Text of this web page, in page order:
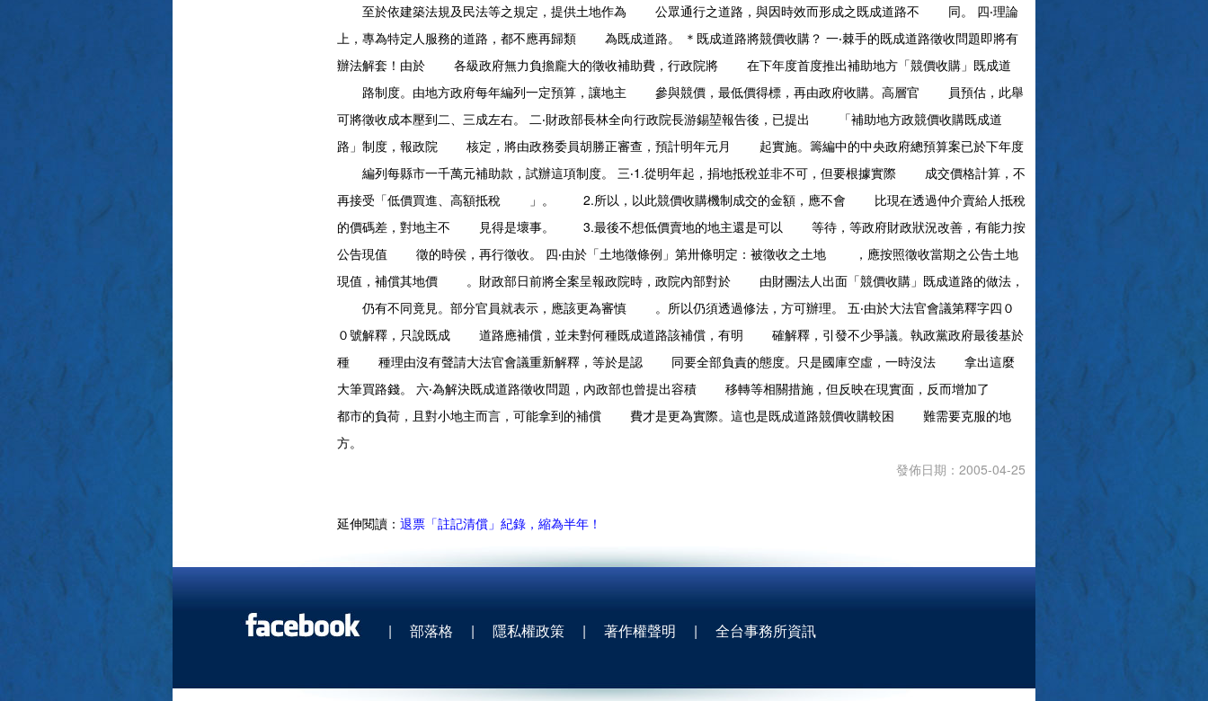
至於依建築法規及民法等之規定，提供土地作為 公眾通行之道路，與因時效而形成之既成道路不 同。 四‧理論
上，專為特定人服務的道路，都不應再歸類 為既成道路。 ＊既成道路將競價收購？ 一‧棘手的既成道路徵收問題即將有
辦法解套！由於 各級政府無力負擔龐大的徵收補助費，行政院將 在下年度首度推出補助地方「競價收購」既成道
路制度。由地方政府每年編列一定預算，讓地主 參與競價，最低價得標，再由政府收購。高層官 員預估，此舉
可將徵收成本壓到二、三成左右。 二‧財政部長林全向行政院長游錫堃報告後，已提出 「補助地方政競價收購既成道
路」制度，報政院 核定，將由政務委員胡勝正審查，預計明年元月 起實施。籌編中的中央政府總預算案已於下年度
編列每縣市一千萬元補助款，試辦這項制度。 三‧1.從明年起，捐地抵稅並非不可，但要根據實際 成交價格計算，不
再接受「低價買進、高額抵稅 」。 2.所以，以此競價收購機制成交的金額，應不會 比現在透過仲介賣給人抵稅
的價碼差，對地主不 見得是壞事。 3.最後不想低價賣地的地主還是可以 等待，等政府財政狀況改善，有能力按
公告現值 徵的時侯，再行徵收。 四‧由於「土地徵條例」第卅條明定：被徵收之土地 ，應按照徵收當期之公告土地
現值，補償其地價 。財政部日前將全案呈報政院時，政院內部對於 由財團法人出面「競價收購」既成道路的做法，
仍有不同竟見。部分官員就表示，應該更為審慎 。所以仍須透過修法，方可辦理。 五‧由於大法官會議第釋字四０
０號解釋，只說既成 道路應補償，並未對何種既成道路該補償，有明 確解釋，引發不少爭議。執政黨政府最後基於
種 種理由沒有聲請大法官會議重新解釋，等於是認 同要全部負責的態度。只是國庫空虛，一時沒法 拿出這麼
大筆買路錢。 六‧為解決既成道路徵收問題，內政部也曾提出容積 移轉等相關措施，但反映在現實面，反而增加了
都市的負荷，且對小地主而言，可能拿到的補償 費才是更為實際。這也是既成道路競價收購較困 難需要克服的地
方。
發佈日期：2005-04-25
延伸閱讀： 退票「註記清償」紀錄，縮為半年！
| 部落格 | 隱私權政策 | 著作權聲明 | 全台事務所資訊